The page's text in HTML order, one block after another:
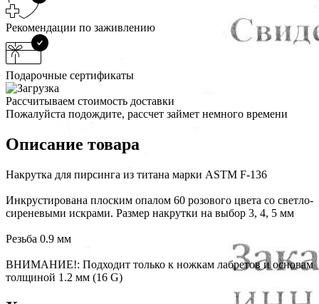
Рекомендации по заживлению
Подарочные сертификаты
Рассчитываем стоимость доставки
Пожалуйста подождите, рассчет займет немного времени
Описание товара
Накрутка для пирсинга из титана марки ASTM F-136
Инкрустирована плоским опалом 60 розового цвета со светло-
сиреневыми искрами. Размер накрутки на выбор 3, 4, 5 мм
Резьба 0.9 мм
ВНИМАНИЕ!: Подходит только к ножкам лабретов и основам
толщиной 1.2 мм (16 G)